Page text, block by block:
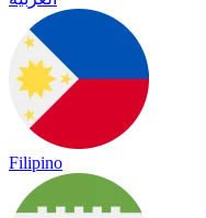
Filipino